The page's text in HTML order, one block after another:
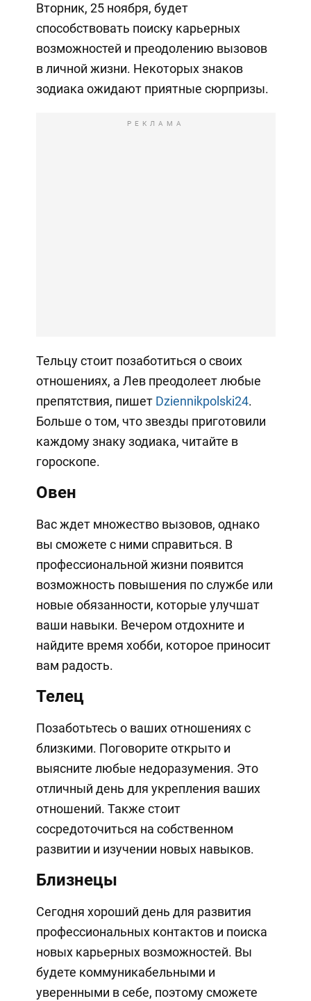
Вторник, 25 ноября, будет
способствовать поиску карьерных
возможностей и преодолению вызовов
в личной жизни. Некоторых знаков
зодиака ожидают приятные сюрпризы.
РЕКЛАМА
Тельцу стоит позаботиться о своих
отношениях, а Лев преодолеет любые
препятствия, пишет Dziennikpolski24.
Больше о том, что звезды приготовили
каждому знаку зодиака, читайте в
гороскопе.
Овен
Вас ждет множество вызовов, однако
вы сможете с ними справиться. В
профессиональной жизни появится
возможность повышения по службе или
новые обязанности, которые улучшат
ваши навыки. Вечером отдохните и
найдите время хобби, которое приносит
вам радость.
Телец
Позаботьтесь о ваших отношениях с
близкими. Поговорите открыто и
выясните любые недоразумения. Это
отличный день для укрепления ваших
отношений. Также стоит
сосредоточиться на собственном
развитии и изучении новых навыков.
Близнецы
Сегодня хороший день для развития
профессиональных контактов и поиска
новых карьерных возможностей. Вы
будете коммуникабельными и
уверенными в себе, поэтому сможете